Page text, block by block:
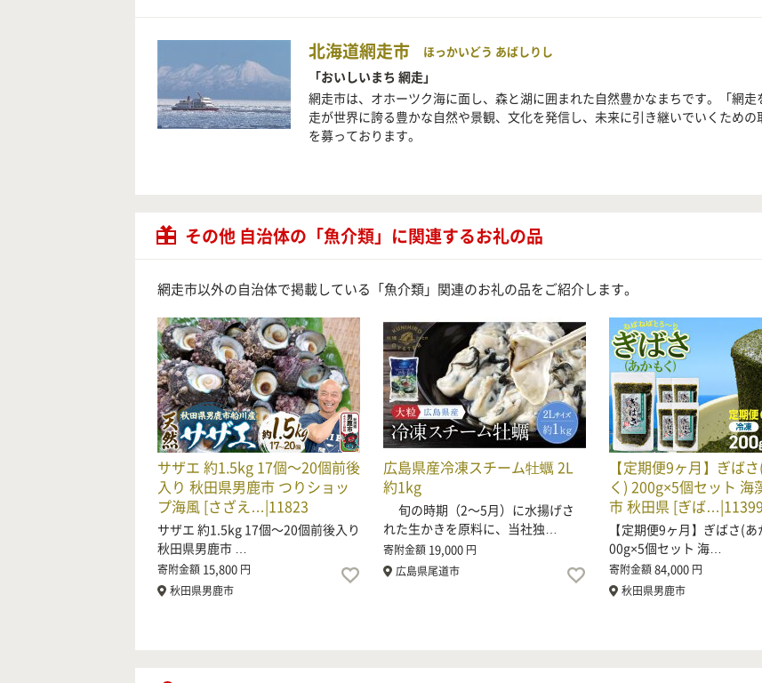
北海道網走市 ほっかいどう あばしりし
「おいしいまち 網走」
網走市は、オホーツク海に面し、森と湖に囲まれた自然豊かなまちです。「網
走が世界に誇る豊かな自然や景観、文化を発信し、未来に引き継いでいくため
を募っております。
その他 自治体の「魚介類」に関連するお礼の品
網走市以外の自治体で掲載している「魚介類」関連のお礼の品をご紹介します。
サザエ 約1.5kg 17個〜20個前後
入り 秋田県男鹿市 つりショッ
プ海風 [さざえ…|11823
サザエ 約1.5kg 17個〜20個前後入り
秋田県男鹿市 …
寄附金額 15,800 円
秋田県男鹿市
広島県産冷凍スチーム牡蠣 2L
約1kg
旬の時期（2～5月）に水揚げさ
れた生かきを原料に、当社独…
寄附金額 19,000 円
広島県尾道市
【定期便9ヶ月】ぎば
く) 200g×5個セット 海
市 秋田県 [ぎば…|11399
【定期便9ヶ月】ぎばさ(
00g×5個セット 海…
寄附金額84,000 円
秋田県男鹿市